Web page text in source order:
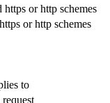
or http schemes
or http schemes
to